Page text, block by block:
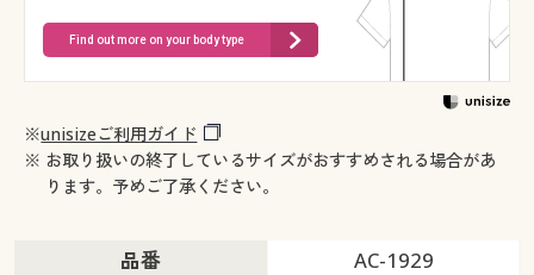
Find out more on your body type
※unisizeご利用ガイド
※ お取り扱いの終了しているサイズがおすすめされる場合があ
ります。予めご了承ください。
品番
AC-1929